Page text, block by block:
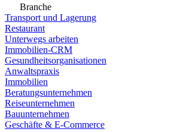
Branche
Transport und Lagerung
Restaurant
Unterwegs arbeiten
Immobilien-CRM
Gesundheitsorganisationen
Anwaltspraxis
Immobilien
Beratungsunternehmen
Reiseunternehmen
Bauunternehmen
Geschäfte & E-Commerce